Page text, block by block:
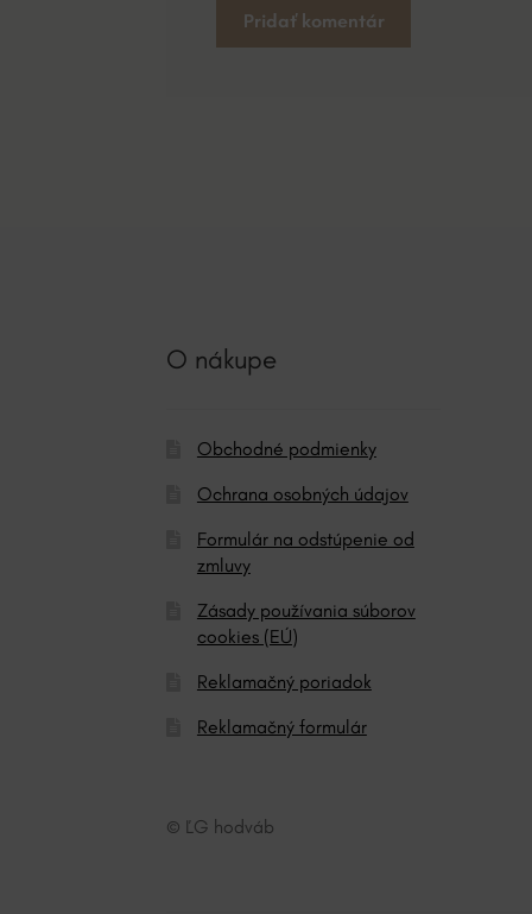
e
O nákupe
Obchodné podmienky
Ochrana osobných údajov
Formulár na odstúpenie od
zmluvy
Zásady používania súborov
cookies (EÚ)
Reklamačný poriadok
Reklamačný formulár
© ĽG hodváb